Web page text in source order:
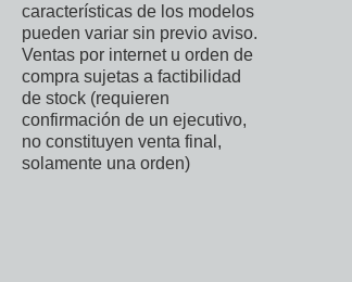
características de los modelos
pueden variar sin previo aviso.
Ventas por internet u orden de
compra sujetas a factibilidad
de stock (requieren
confirmación de un ejecutivo,
no constituyen venta final,
solamente una orden)